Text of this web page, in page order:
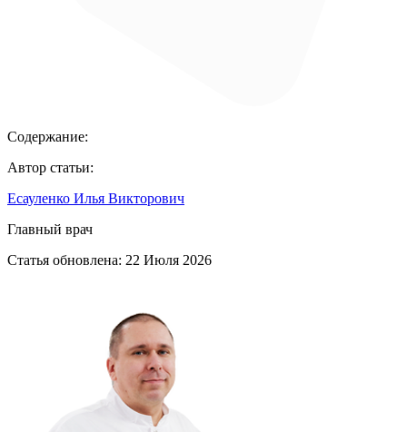
Содержание:
Автор статьи:
Есауленко Илья Викторович
Главный врач
Статья обновлена: 22 Июля 2026